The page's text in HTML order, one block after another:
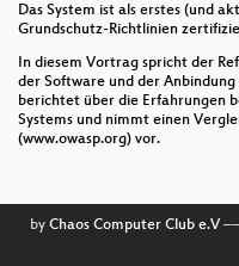
Das System ist als erstes (und
Grundschutz-Richtlinien
In diesem Vortrag spricht der
der Software und der
berichtet über die Erfahrungen
Systems und nimmt einen
(www.owasp.org) vor.
by Chaos Computer Club e.V––